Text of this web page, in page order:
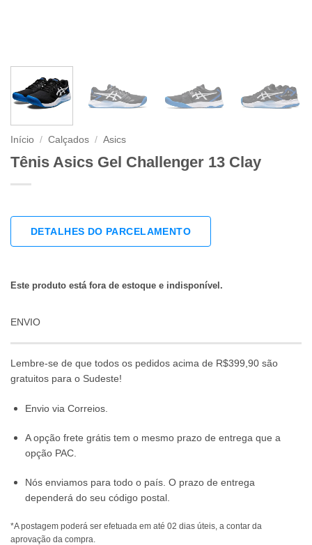
Início / Calçados / Asics
Tênis Asics Gel Challenger 13 Clay
DETALHES DO PARCELAMENTO
Este produto está fora de estoque e indisponível.
ENVIO
Lembre-se de que todos os pedidos acima de R$399,90 são
gratuitos para o Sudeste!
Envio via Correios.
A opção frete grátis tem o mesmo prazo de entrega que a
opção PAC.
Nós enviamos para todo o país. O prazo de entrega
dependerá do seu código postal.
*A postagem poderá ser efetuada em até 02 dias úteis, a contar da
aprovação da compra.